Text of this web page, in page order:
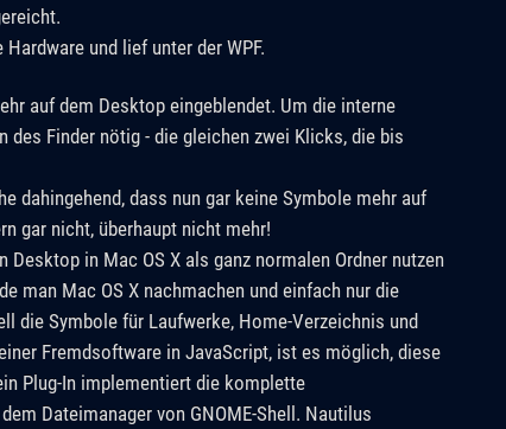
und lief unter der WPF.
auf dem Desktop eingeblendet. Um die interne
Finder nötig - die gleichen zwei Klicks, die bis
dahingehend, dass nun gar keine Symbole mehr auf
gar nicht, überhaupt nicht mehr!
in Mac OS X als ganz normalen Ordner nutzen
man Mac OS X nachmachen und einfach nur die
die Symbole für Laufwerke, Home-Verzeichnis und
Fremdsoftware in JavaScript, ist es möglich, diese
Plug-In implementiert die komplette
Dateimanager von GNOME-Shell. Nautilus